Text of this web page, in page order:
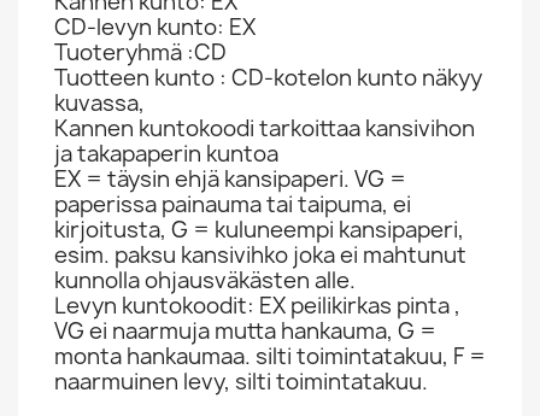
CD-levyn kunto: EX
Tuoteryhmä :CD
Tuotteen kunto : CD-kotelon kunto näkyy
kuvassa,
Kannen kuntokoodi tarkoittaa kansivihon
ja takapaperin kuntoa
EX = täysin ehjä kansipaperi. VG =
paperissa painauma tai taipuma, ei
kirjoitusta, G = kuluneempi kansipaperi,
esim. paksu kansivihko joka ei mahtunut
kunnolla ohjausväkästen alle.
Levyn kuntokoodit: EX peilikirkas pinta ,
VG ei naarmuja mutta hankauma, G =
monta hankaumaa. silti toimintatakuu, F =
naarmuinen levy, silti toimintatakuu.